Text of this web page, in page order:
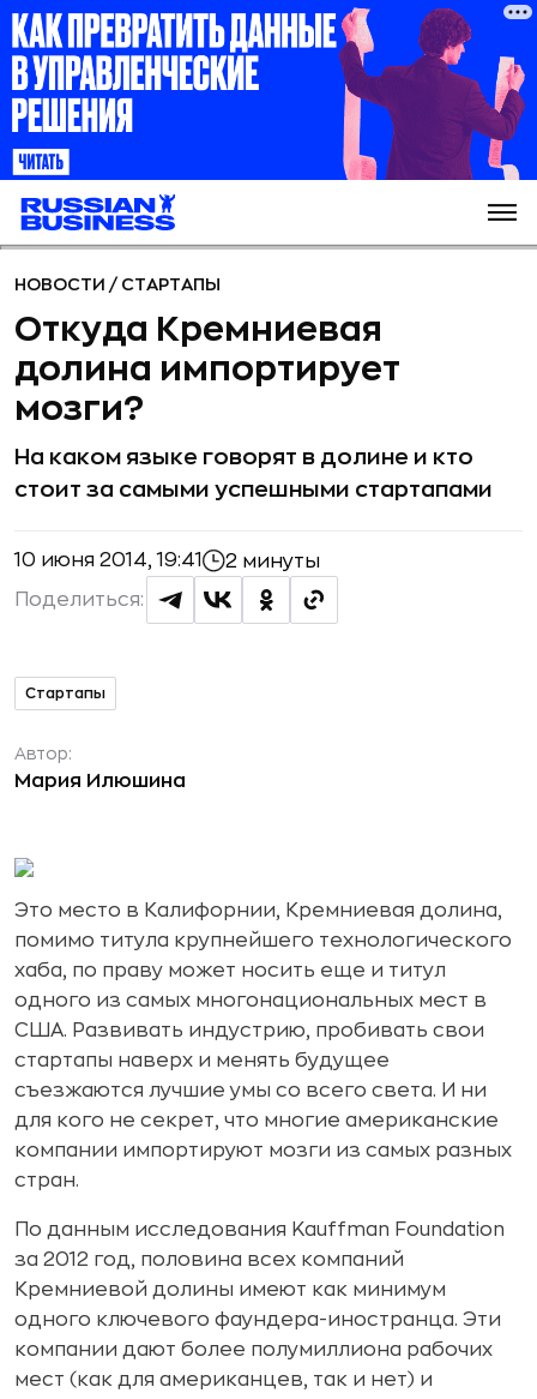
НОВОСТИ / СТАРТАПЫ
Откуда Кремниевая
долина импортирует
мозги?
На каком языке говорят в долине и кто
стоит за самыми успешными стартапами
10 июня 2014, 19:41 2 минуты
Поделиться:
Стартапы
Автор:
Мария Илюшина
Это место в Калифорнии, Кремниевая долина,
помимо титула крупнейшего технологического
хаба, по праву может носить еще и титул
одного из самых многонациональных мест в
США. Развивать индустрию, пробивать свои
стартапы наверх и менять будущее
съезжаются лучшие умы со всего света. И ни
для кого не секрет, что многие американские
компании импортируют мозги из самых разных
стран.
По данным исследования Kauffman Foundation
за 2012 год, половина всех компаний
Кремниевой долины имеют как минимум
одного ключевого фаундера-иностранца. Эти
компании дают более полумиллиона рабочих
мест (как для американцев, так и нет) и